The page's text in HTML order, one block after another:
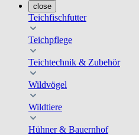
close
Teichfischfutter
Teichpflege
Teichtechnik & Zubehör
Wildvögel
Wildtiere
Hühner & Bauernhof